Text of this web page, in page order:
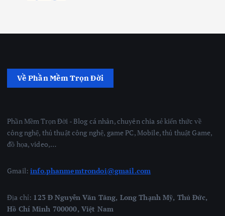
Về Phần Mềm Trọn Đời
Phần Mềm Trọn Đời - Blog cá nhân, chuyên chia sẻ kiến thức về
công nghệ, thủ thuật công nghệ, game PC, Mobile, thủ thuật Game,
đồ họa, video,…
Gmail:info.phanmemtrondoi@gmail.com
Địa chỉ: 123 Đ Nguyễn Văn Tăng, Long Thạnh Mỹ, Thủ Đức,
Hồ Chí Minh 700000, Việt Nam